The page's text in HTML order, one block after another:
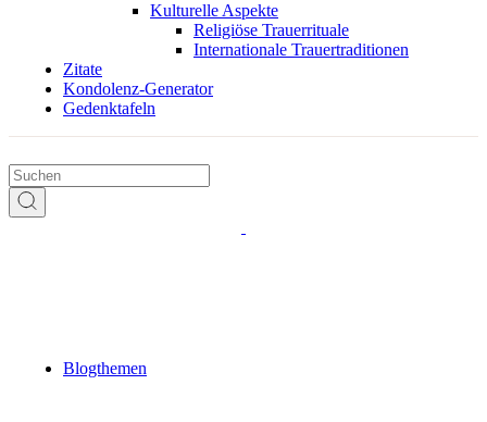
Kulturelle Aspekte
Religiöse Trauerrituale
Internationale Trauertraditionen
Zitate
Kondolenz-Generator
Gedenktafeln
Blogthemen